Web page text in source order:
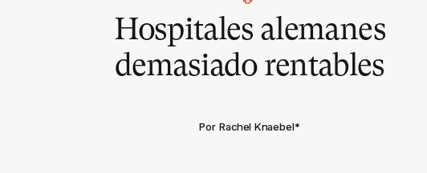
Hospitales alemanes
demasiado rentables
Por Rachel Knaebel*